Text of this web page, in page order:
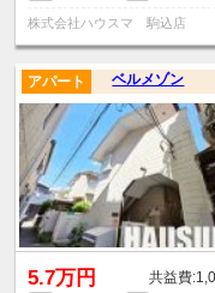
株式会社ハウスマ 駒込店
ベルメゾン
アパート
5.7万円